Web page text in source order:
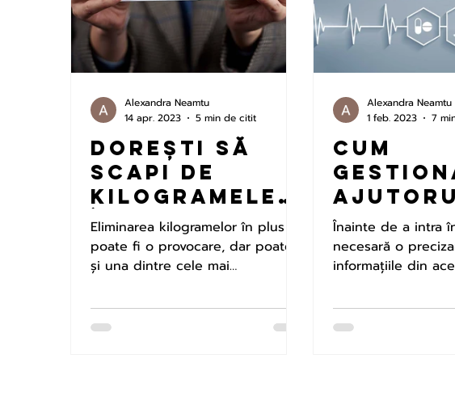
Dorești să
scapi de
kilogramele
în plus
sănătos?
Încearcă
fototerapeut
Eliminarea kilogramelor în plus
poate fi o provocare, dar poate fi
și una dintre cele mai
tale. Nu doar...
Alexandra Neamtu
14 apr. 2023
5 min de citit
Cum
ici
Înainte de a intra
necesară o
informațiile din
Alexandra Neamtu
1 feb. 2023
7